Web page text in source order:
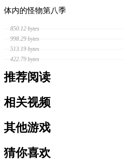
体内的怪物第八季
850.12 bytes
998.29 bytes
513.19 bytes
422.79 bytes
推荐阅读
相关视频
其他游戏
猜你喜欢